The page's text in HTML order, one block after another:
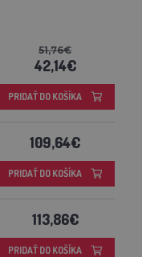
51,76€
42,14€
PRIDAŤ DO KOŠÍKA
109,64€
PRIDAŤ DO KOŠÍKA
113,86€
PRIDAŤ DO KOŠÍKA